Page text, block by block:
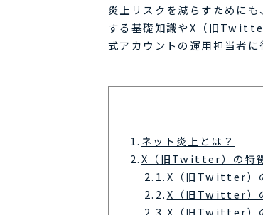
炎上リスクを減らすために
する基礎知識やX（旧
式アカウントの運用担当者に
1. ネット炎上とは？
2.X（旧Twitter）の特
2.1.X（旧Twitter）
2.2.X（旧Twitter）
2.3.X（旧Twitter）